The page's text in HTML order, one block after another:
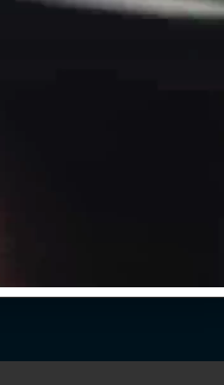
combinaciones son
a plebiscitos,
el Sí, y no introducir
la anulación de una
No es posible anular
se conformará el
al principio de